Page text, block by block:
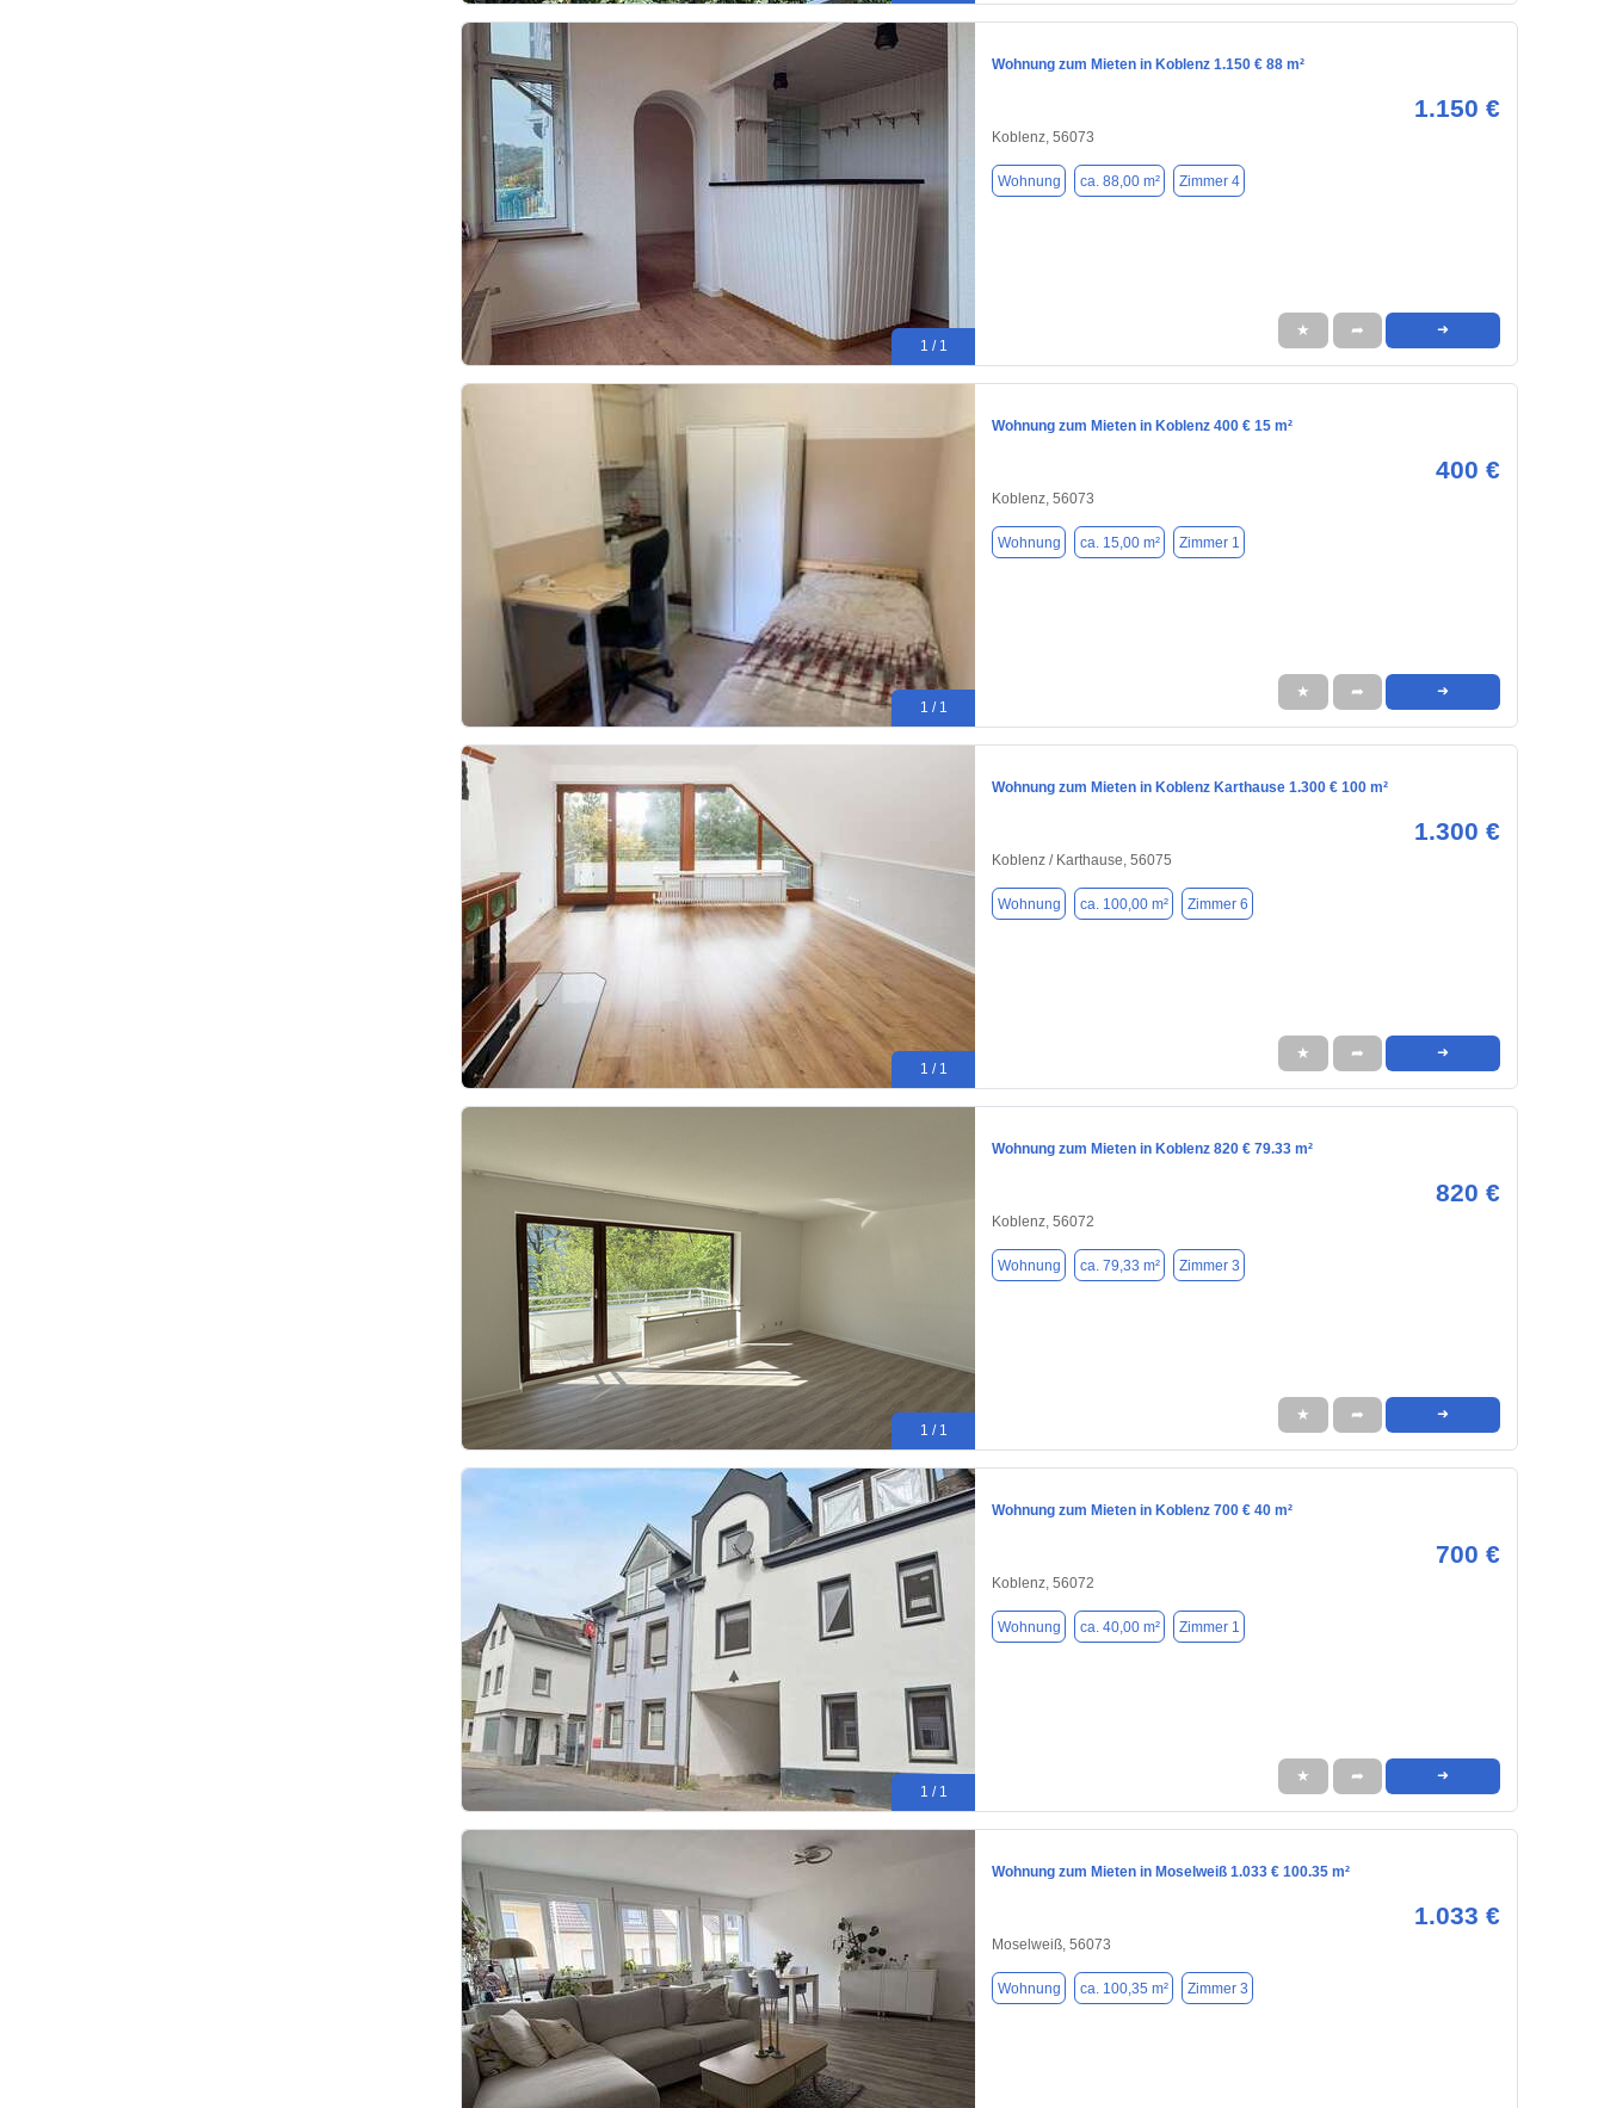
1 / 1
Wohnung zum Mieten in Koblenz 1.150 € 88 m²
1.150 €
Koblenz, 56073
Wohnung ca. 88,00 m² Zimmer 4
★ ➦ ➜
1 / 1
Wohnung zum Mieten in Koblenz 400 € 15 m²
400 €
Koblenz, 56073
Wohnung ca. 15,00 m² Zimmer 1
★ ➦ ➜
1 / 1
Wohnung zum Mieten in Koblenz Karthause 1.300 € 100 m²
1.300 €
Koblenz / Karthause, 56075
Wohnung ca. 100,00 m² Zimmer 6
★ ➦ ➜
1 / 1
Wohnung zum Mieten in Koblenz 820 € 79.33 m²
820 €
Koblenz, 56072
Wohnung ca. 79,33 m² Zimmer 3
★ ➦ ➜
1 / 1
Wohnung zum Mieten in Koblenz 700 € 40 m²
700 €
Koblenz, 56072
Wohnung ca. 40,00 m² Zimmer 1
★ ➦ ➜
Wohnung zum Mieten in Moselweiß 1.033 € 100.35 m²
1.033 €
Moselweiß, 56073
Wohnung ca. 100,35 m² Zimmer 3